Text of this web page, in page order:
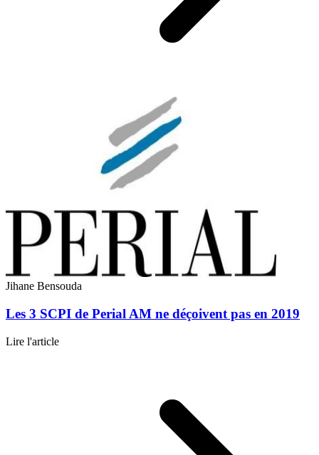
Jihane Bensouda
Les 3 SCPI de Perial AM ne déçoivent pas en 2019
Lire l'article